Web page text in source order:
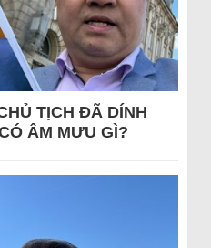
TỊCH ĐÃ DÍNH
ÂM MƯU GÌ?